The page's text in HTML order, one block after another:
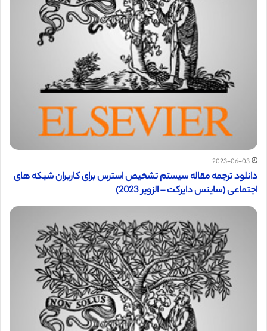
2023-06-03
دانلود ترجمه مقاله سیستم تشخیص استرس برای کاربران شبکه های
اجتماعی (ساینس دایرکت – الزویر 2023)